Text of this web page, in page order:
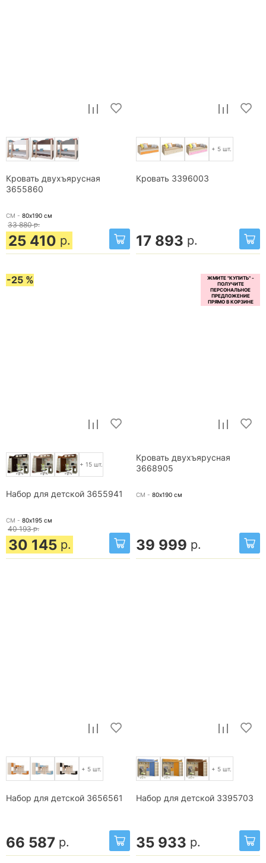
Кровать двухъярусная
3655860
СМ - 80х190 см
33 880 р.
25 410 р.
+ 5 шт.
Кровать 3396003
17 893 р.
-25 %
+ 15 шт.
Набор для детской 3655941
СМ - 80х195 см
40 193 р.
30 145 р.
Кровать двухъярусная
3668905
СМ - 80х190 см
39 999 р.
+ 5 шт.
Набор для детской 3656561
66 587 р.
+ 5 шт.
Набор для детской 3395703
35 933 р.